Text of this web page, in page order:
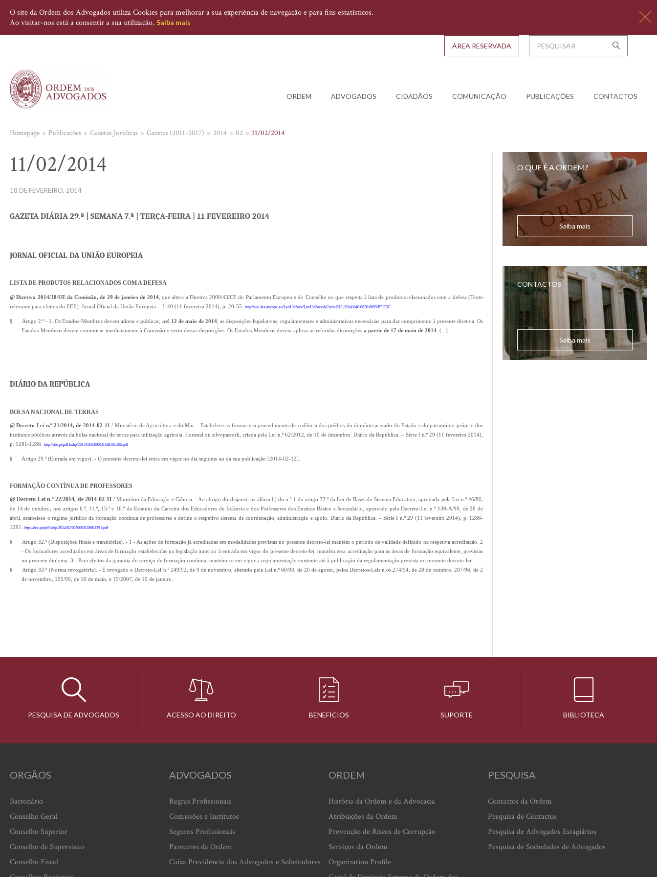
O site da Ordem dos Advogados utiliza Cookies para melhorar a sua experiência de navegação e para fins estatísticos.
Ao visitar-nos está a consentir a sua utilização. Saiba mais
ORDEM ADVOGADOS CIDADÃOS COMUNICAÇÃO PUBLICAÇÕES CONTACTOS
ÁREA RESERVADA
Homepage Publicações Gazetas Jurídicas Gazetas (2011-2017) 2014 02 11/02/2014
11/02/2014
18 DE FEVEREIRO, 2014
GAZETA DIÁRIA 29.ª | SEMANA 7.ª | TERÇA-FEIRA | 11 FEVEREIRO 2014
JORNAL OFICIAL DA UNIÃO EUROPEIA
LISTA DE PRODUTOS RELACIONADOS COM A DEFESA
@ Diretiva 2014/18/UE da Comissão, de 29 de janeiro de 2014, que altera a Diretiva 2009/43/CE do Parlamento Europeu e do Conselho no que respeita à lista de produtos relacionados com a defesa (Texto
relevante para efeitos do EEE). Jornal Oficial da União Europeia. - L 40 (11 fevereiro 2014), p. 20-55.
http://eur-lex.europa.eu/LexUriServ/LexUriServ.do?uri=OJ:L:2014:040:0020:0055:PT:PDF
§ Artigo 2.º - 1. Os Estados-Membros devem adotar e publicar, até 12 de maio de 2014, as disposições legislativas, regulamentares e administrativas necessárias para dar cumprimento à presente diretiva. Os
Estados-Membros devem comunicar imediatamente à Comissão o texto dessas disposições. Os Estados-Membros devem aplicar as referidas disposições a partir de 17 de maio de 2014 . (...)
DIÁRIO DA REPÚBLICA
BOLSA NACIONAL DE TERRAS
@ Decreto-Lei n.º 21/2014, de 2014-02-11 / Ministério da Agricultura e do Mar. - Estabelece as formas e o procedimento de cedência dos prédios do domínio privado do Estado e do património próprio dos
institutos públicos através da bolsa nacional de terras para utilização agrícola, florestal ou silvopastoril, criada pela Lei n.º 62/2012, de 10 de dezembro. Diário da República. – Série I n.º 29 (11 fevereiro 2014),
p. 1281-1286.
http://dre.pt/pdf1sdip/2014/02/02900/0128101286.pdf
§ Artigo 29.º (Entrada em vigor). - O presente decreto-lei entra em vigor no dia seguinte ao da sua publicação [2014-02-12].
FORMAÇÃO CONTÍNUA DE PROFESSORES
@ Decreto-Lei n.º 22/2014, de 2014-02-11 / Ministério da Educação e Ciência. - Ao abrigo do disposto na alínea b) do n.º 1 do artigo 33.º da Lei de Bases do Sistema Educativo, aprovada pela Lei n.º 46/86,
de 14 de outubro, nos artigos 6.º, 11.º, 15.º e 16.º do Estatuto da Carreira dos Educadores de Infância e dos Professores dos Ensinos Básico e Secundário, aprovado pelo Decreto-Lei n.º 139-A/90, de 28 de
abril, estabelece o regime jurídico da formação contínua de professores e define o respetivo sistema de coordenação, administração e apoio. Diário da República. – Série I n.º 29 (11 fevereiro 2014), p. 1286-
1291.
http://dre.pt/pdf1sdip/2014/02/02900/0128601291.pdf
§
Artigo 32.º (Disposições finais e transitórias). - 1 - As ações de formação já acreditadas em modalidades previstas no presente decreto-lei mantêm o período de validade definido na respetiva acreditação. 2
- Os formadores acreditados em áreas de formação estabelecidas na legislação anterior à entrada em vigor do presente decreto-lei, mantêm essa acreditação para as áreas de formação equivalente, previstas
no presente diploma. 3 - Para efeitos da garantia do serviço de formação contínua, mantém-se em vigor a regulamentação existente até à publicação da regulamentação prevista no presente decreto-lei.
§
Artigo 33.º (Norma revogatória). - É revogado o Decreto-Lei n.º 249/92, de 9 de novembro, alterado pela Lei n.º 60/93, de 20 de agosto, pelos Decretos-Leis n.os 274/94, de 28 de outubro, 207/96, de 2
de novembro, 155/99, de 10 de maio, e 15/2007, de 19 de janeiro.
O QUE É A ORDEM?
Saiba mais
CONTACTOS
Saiba mais
PESQUISA DE ADVOGADOS ACESSO AO DIREITO BENEFÍCIOS SUPORTE BIBLIOTECA
ORGÃOS
Bastonário
Conselho Geral
Conselho Superior
Conselho de Supervisão
Conselho Fiscal
ADVOGADOS
Regras Profissionais
Comissões e Institutos
Seguros Profissionais
Pareceres da Ordem
Caixa Previdência dos Advogados e Solicitadores
ORDEM
História da Ordem e da Advocacia
Atribuições da Ordem
Prevenção de Riscos de Corrupção
Serviços da Ordem
Organization Profile
PESQUISA
Contactos da Ordem
Pesquisa de Contactos
Pesquisa de Advogados Estagiários
Pesquisa de Sociedades de Advogados